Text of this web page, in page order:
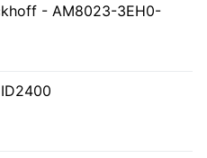
- AM8023-3EH0-